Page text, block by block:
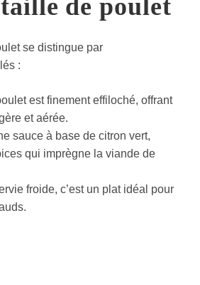
de poulet
se distingue par
:
est finement effiloché, offrant
et aérée.
sauce à base de citron vert,
qui imprègne la viande de
froide, c’est un plat idéal pour